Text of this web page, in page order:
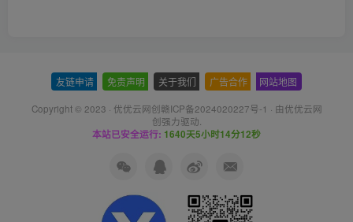
友链申请 免责声明 关于我们 广告合作 网站地图
Copyright © 2023 · 优优云网创赣ICP备2024020227号-1 · 由优优云网
创强力驱动.
本站已安全运行: 1640天5小时14分13秒